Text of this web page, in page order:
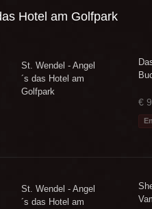
Hotel am Golfpark
St. Wendel - Angel
´s das Hotel am
Golfpark
€
St. Wendel - Angel
´s das Hotel am